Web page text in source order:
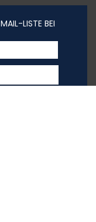
LISTE BEI